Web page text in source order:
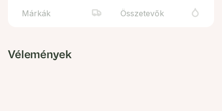
Márkák
Összetevők
Vélemények